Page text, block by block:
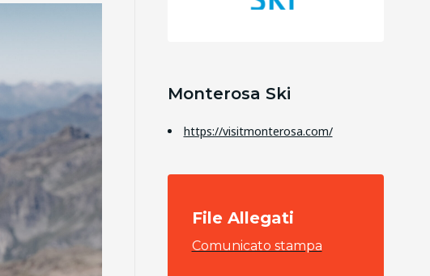
Monterosa Ski
https://visitmonterosa.com/
File Allegati
Comunicato stampa